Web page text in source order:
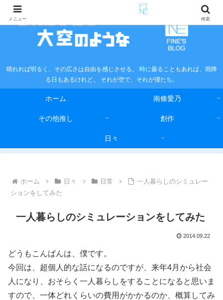
晴れれば明るく、その広さは自由を感じさせる。 時に曇ることもあれば、雨降
る日もあるけれど。 それが空で、それが僕たち。
ホーム 南條愛乃
その他推し 創作
日々
ホーム 日々 日常
一人暮らしのシミュレー
ションをしてみた
一人暮らしのシミュレーションをしてみた
2014.09.22
どうもこんばんは、僕です。
今回は、超個人的な話になるのですが、来年4月から社会
人になり、おそらく一人暮らしをすることになると思いま
すので、一体どれくらいの費用がかかるのか、概算してみ
メニュー 検索